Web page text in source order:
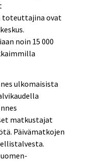
toteuttajina ovat
noin 15 000
ulkomaisista
matkustajat
Päivämatkojen